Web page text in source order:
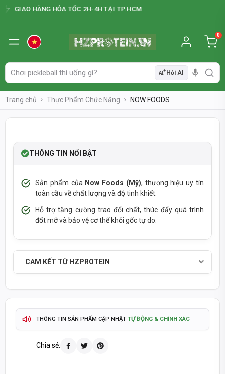
GIAO HÀNG HỎA TỐC 2H-4H TẠI TP.HCM
AI Hỏi AI
0
Trang chủ Thực Phẩm Chức Năng NOW FOODS
THÔNG TIN NỔI BẬT
Sản phẩm của Now Foods (Mỹ), thương hiệu uy tín
toàn cầu về chất lượng và độ tinh khiết.
Hỗ trợ tăng cường trao đổi chất, thúc đẩy quá trình
đốt mỡ và bảo vệ cơ thể khỏi gốc tự do.
CAM KẾT TỪ HZPROTEIN
THÔNG TIN SẢN PHẨM CẬP NHẬT TỰ ĐỘNG & CHÍNH XÁC
GIAO HÀNG HOẢ TỐC TP.HCM
GIAO HÀNG TOÀN QUỐC -ĐỔI TRẢ 15 NGÀY
Chia sẻ: